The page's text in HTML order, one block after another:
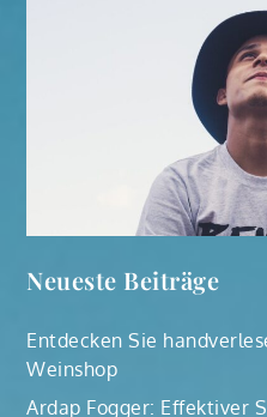
Neueste Beiträge
Entdecken Sie
Weinshop
Ardap Fogger: Effektiver